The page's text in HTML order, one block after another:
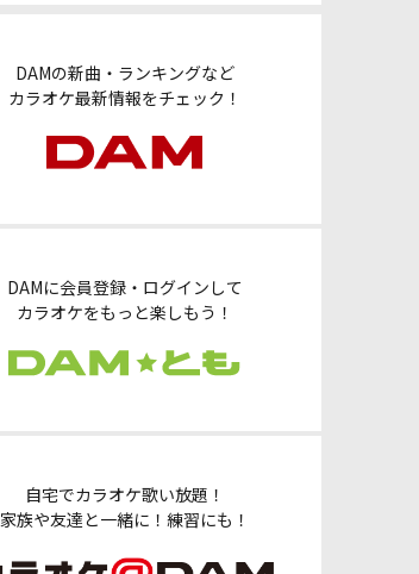
DAMの新曲・ランキングなど
カラオケ最新情報をチェック！
DAMに会員登録・ログインして
カラオケをもっと楽しもう！
自宅でカラオケ歌い放題！
家族や友達と一緒に！練習にも！